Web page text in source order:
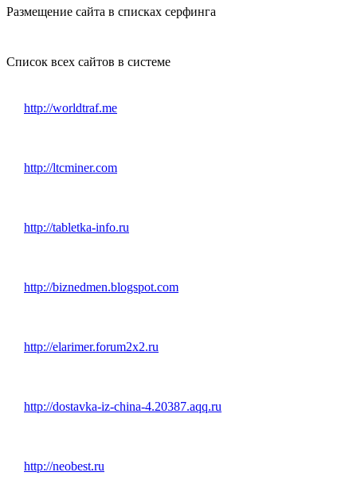
Размещение сайта в списках серфинга
Список всех сайтов в системе
http://worldtraf.me
http://ltcminer.com
http://tabletka-info.ru
http://biznedmen.blogspot.com
http://elarimer.forum2x2.ru
http://dostavka-iz-china-4.20387.aqq.ru
http://neobest.ru